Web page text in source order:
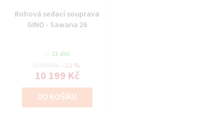
Rohová sedací souprava
GINO - Sawana 26
21 dní
10 199 Kč
–12 %
DO KOŠÍKU